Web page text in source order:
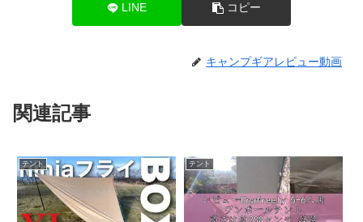
LINE コピー
キャンプギアレビュー動画
関連記事
テント テント